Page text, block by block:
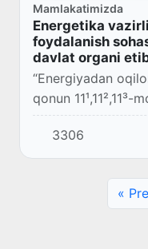
Mamlakatimizda
Energetika
foydalanish
davlat organi
“Energiyadan
qonun
3306
«